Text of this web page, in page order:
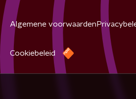
Algemene voorwaarden
Cookiebeleid